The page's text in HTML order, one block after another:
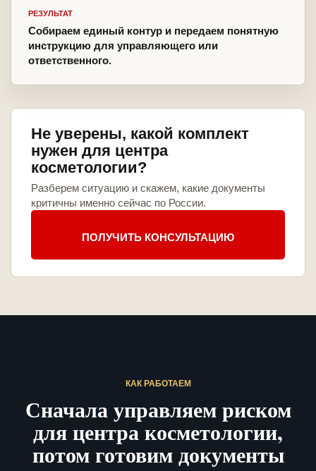
РЕЗУЛЬТАТ
Собираем единый контур и передаем понятную
инструкцию для управляющего или
ответственного.
Не уверены, какой комплект
нужен для центра
косметологии?
Разберем ситуацию и скажем, какие документы
критичны именно сейчас по России.
ПОЛУЧИТЬ КОНСУЛЬТАЦИЮ
КАК РАБОТАЕМ
Сначала управляем риском
для центра косметологии,
потом готовим документы